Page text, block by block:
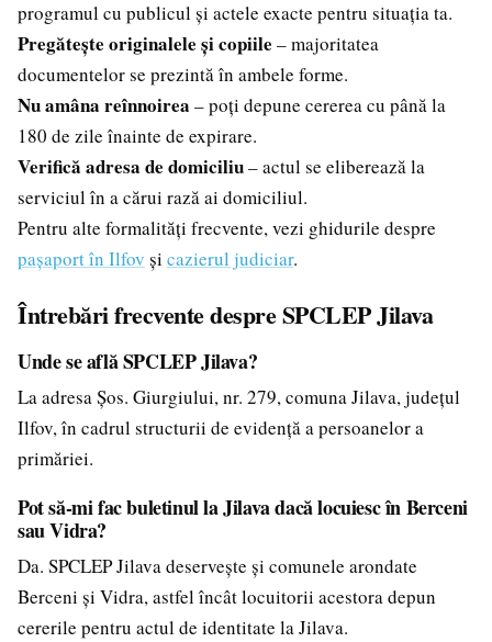
programul cu publicul și actele exacte pentru situația ta.
Pregătește originalele și copiile – majoritatea
documentelor se prezintă în ambele forme.
Nu amâna reînnoirea – poți depune cererea cu până la
180 de zile înainte de expirare.
Verifică adresa de domiciliu– actul se eliberează la
serviciul în a cărui rază ai domiciliul.
Pentru alte formalități frecvente, vezi ghidurile despre
pașaport în Ilfov și cazierul judiciar.
Întrebări frecvente despre SPCLEP Jilava
Unde se află SPCLEP Jilava?
La adresa Șos. Giurgiului, nr. 279, comuna Jilava, județul
Ilfov, în cadrul structurii de evidență a persoanelor a
primăriei.
Pot să-mi fac buletinul la Jilava dacă locuiesc în Berceni
sau Vidra?
Da. SPCLEP Jilava deservește și comunele arondate
Berceni și Vidra, astfel încât locuitorii acestora depun
cererile pentru actul de identitate la Jilava.